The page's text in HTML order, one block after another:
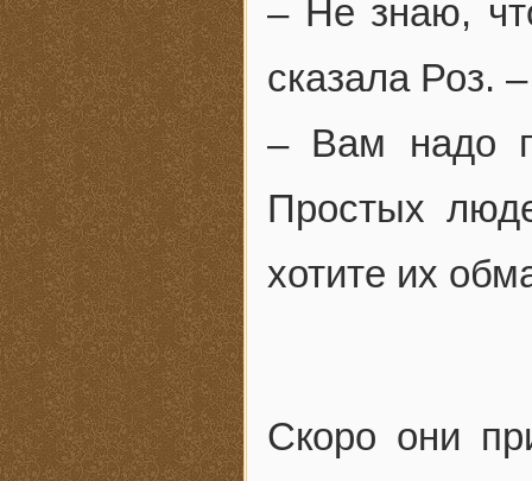
– Не знаю,
сказала Роз.
– Вам надо
Простых
хотите их
Скоро они